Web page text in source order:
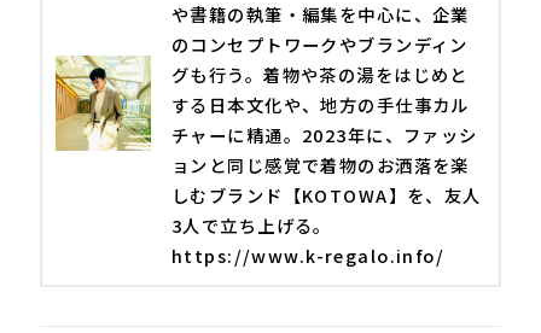
や書籍の執筆・編集を中心に、企業
のコンセプトワークやブランディン
グも行う。着物や茶の湯をはじめと
する日本文化や、地方の手仕事カル
チャーに精通。2023年に、ファッシ
ョンと同じ感覚で着物のお洒落を楽
しむブランド【KOTOWA】を、友人
3人で立ち上げる。
https://www.k-regalo.info/